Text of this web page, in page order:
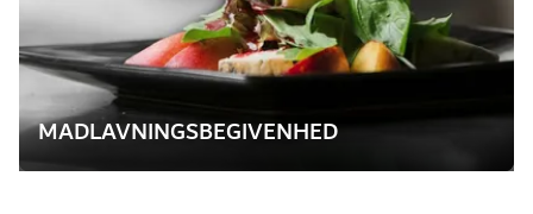
MADLAVNINGSBEGIVENHED